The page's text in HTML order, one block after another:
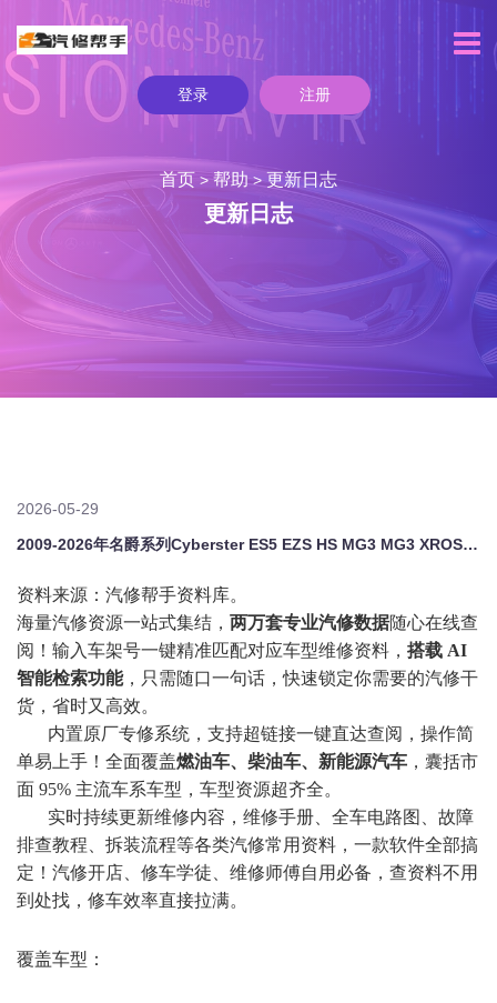
登录 注册
首页 > 帮助>更新日志
更新日志
2026-05-29
2009-2026年名爵系列Cyberster ES5 EZS HS MG3 MG3 XROSS MG4 EV MG5 MG6 MG7原厂维修手册电路图资料、维修资料、汽修资料库、正时资料、螺丝扭力、拆装步骤、故障码、针脚定义、保险盒图解、发动机大修资料、变速箱维修资料、底盘维修图纸、车身线路图、传感器线路图、数据流资料、线束走向图、继电器位置图、空调维修图纸、车身控制模块资料、发动机正时图解、大
资料来源：汽修帮手资料库。
海量汽修资源一站式集结， 两万套专业汽修数据随心在线查
阅！输入车架号一键精准匹配对应车型维修资料， 搭载 AI
智能检索功能，只需随口一句话，快速锁定你需要的汽修干
货，省时又高效。
内置原厂专修系统，支持超链接一键直达查阅，操作简
单易上手！全面覆盖燃油车、柴油车、新能源汽车 ，囊括市
面 95% 主流车系车型，车型资源超齐全。
实时持续更新维修内容，维修手册、全车电路图、故障
排查教程、拆装流程等各类汽修常用资料，一款软件全部搞
定！汽修开店、修车学徒、维修师傅自用必备，查资料不用
到处找，修车效率直接拉满。
覆盖车型：